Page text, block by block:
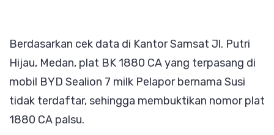
Berdasarkan cek data di Kantor Samsat Jl. Putri
Hijau, Medan, plat BK 1880 CA yang terpasang di
mobil BYD Sealion 7 milk Pelapor bernama Susi
tidak terdaftar, sehingga membuktikan nomor plat
1880 CA palsu.